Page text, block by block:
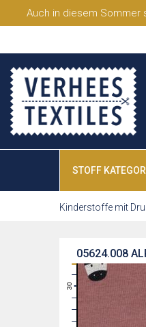
Auch in diesem Sommer
STOFF
Kinderstoffe mit
05624.008
27
28
29
30